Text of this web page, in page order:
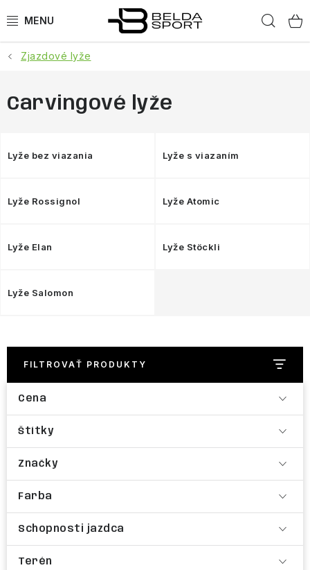
na
ŠPORTY
BEH
OBLEČENIE
VÝPREDAJ
ZNAČKY
Zjazdové lyže
Carvingové lyže
Lyže bez viazania Lyže s viazaním
Lyže Rossignol Lyže Atomic
Lyže Elan Lyže Stöckli
Lyže Salomon
FILTROVAŤ PRODUKTY
Cena
Štítky
Značky
Farba
Schopnosti jazdca
Terén